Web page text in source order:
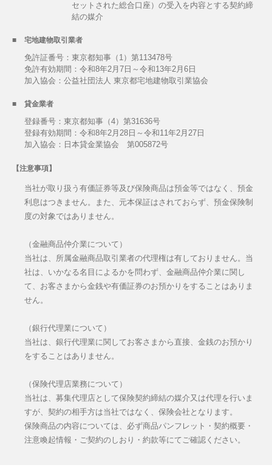
セットされた総合口座）の受入を内容とする契約締
結の媒介
宅地建物取引業者
免許証番号：東京都知事（1）第113478号
免許有効期間：令和8年2月7日～令和13年2月6日
加入協会：公益社団法人 東京都宅地建物取引業協会
貸金業者
登録番号：東京都知事（4）第31636号
登録有効期間：令和8年2月28日～令和11年2月27日
加入協会：日本貸金業協会 第005872号
【注意事項】
当社が取り扱う有価証券等及び保険商品は預金等ではなく、預金
利息はつきません。また、元本保証はされておらず、預金保険制
度の対象ではありません。
（金融商品仲介業について）
当社は、所属金融商品取引業者の代理権は有しておりません。当
社は、いかなる名目によるかを問わず、金融商品仲介業に関し
て、お客さまから金銭や有価証券のお預かりをすることはありま
せん。
（銀行代理業について）
当社は、銀行代理業に関してお客さまから直接、金銭のお預かり
をすることはありません。
（保険代理店業務について）
当社は、募集代理店として保険契約締結の媒介又は代理を行いま
すが、契約の相手方は当社ではなく、保険会社となります。
保険商品の内容については、必ず商品パンフレット・契約概要・
注意喚起情報・ご契約のしおり・約款等にてご確認ください。